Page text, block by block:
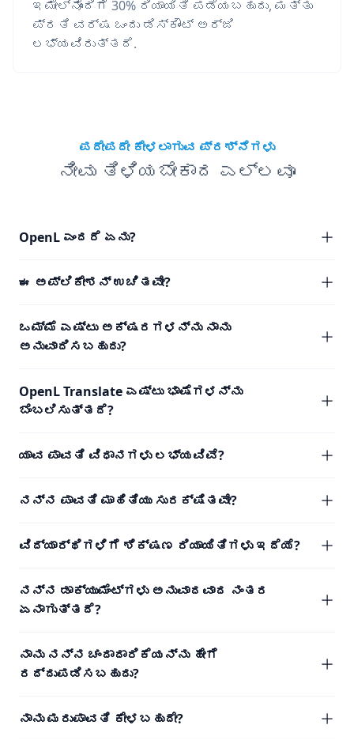
ಇಮೇಲ್‌ನೊಂದಿಗೆ 30% ರಿಯಾಯಿತಿ ಪಡೆಯಬಹುದು, ಮತ್ತು
ಪ್ರತಿ ವರ್ಷ ಒಂದು ಡಿಸ್ಕೌಂಟ್ ಅರ್ಜಿ
ಲಭ್ಯವಿರುತ್ತದೆ.
ಪದೇಪದೇ ಕೇಳಲಾಗುವ ಪ್ರಶ್ನೆಗಳು
ನೀವು ತಿಳಿಯಬೇಕಾದ ಎಲ್ಲವೂ
OpenL ಎಂದರೆ ಏನು?
ಈ ಅಪ್ಲಿಕೇಶನ್ ಉಚಿತವೇ?
ಒಮ್ಮೆ ಎಷ್ಟು ಅಕ್ಷರಗಳನ್ನು ನಾನು
ಅನುವಾದಿಸಬಹುದು?
OpenL Translate ಎಷ್ಟು ಭಾಷೆಗಳನ್ನು
ಬೆಂಬಲಿಸುತ್ತದೆ?
ಯಾವ ಪಾವತಿ ವಿಧಾನಗಳು ಲಭ್ಯವಿವೆ?
ನನ್ನ ಪಾವತಿ ಮಾಹಿತಿಯು ಸುರಕ್ಷಿತವೇ?
ವಿದ್ಯಾರ್ಥಿಗಳಿಗೆ ಶಿಕ್ಷಣ ರಿಯಾಯಿತಿಗಳು ಇದೆಯೆ?
ನನ್ನ ಡಾಕ್ಯುಮೆಂಟ್‌ಗಳು ಅನುವಾದವಾದ ನಂತರ
ಏನಾಗುತ್ತದೆ?
ನಾನು ನನ್ನ ಚಂದಾದಾರಿಕೆಯನ್ನು ಹೇಗೆ
ರದ್ದುಪಡಿಸಬಹುದು?
ನಾನು ಮರುಪಾವತಿ ಕೇಳಬಹುದೇ?